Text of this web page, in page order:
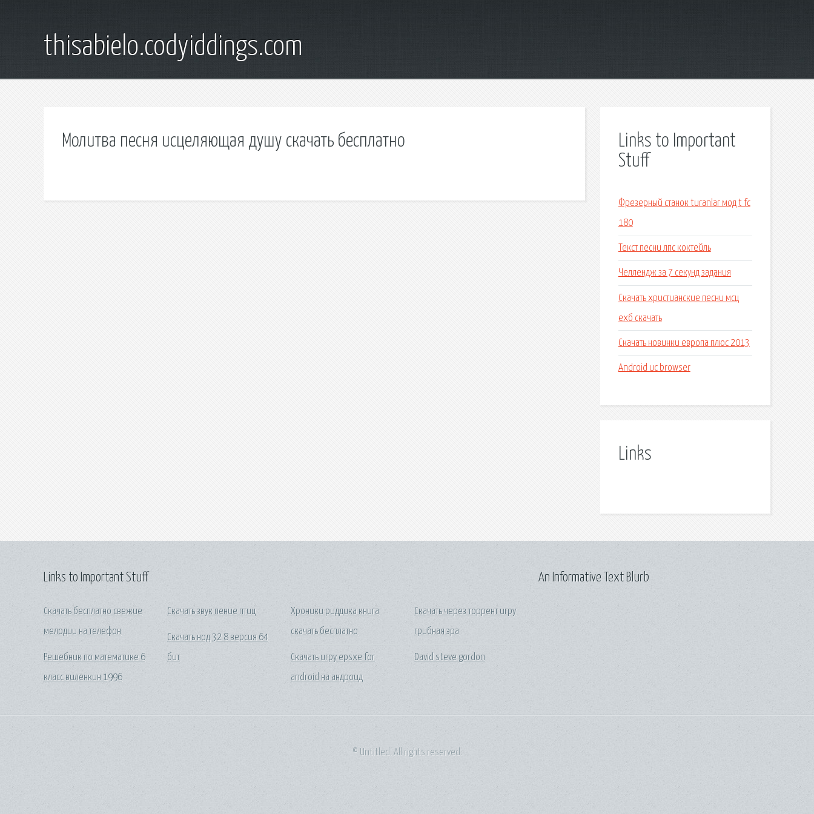
thisabielo.codyiddings.com
Молитва песня исцеляющая душу скачать бесплатно
Links to Important
Stuff
Фрезерный станок turanlar мод t fc
180
Текст песни лпс коктейль
Челлендж за 7 секунд задания
Скачать христианские песни мсц
ехб скачать
Скачать новинки европа плюс 2013
Android uc browser
Links
Links to Important Stuff
Скачать бесплатно свежие
мелодии на телефон
Решебник по математике 6
класс виленкин 1996
Скачать звук пение птиц
Скачать нод 32 8 версия 64
бит
Хроники риддика книга
скачать бесплатно
Скачать игру epsxe for
android на андроид
Скачать через торрент игру
грибная эра
David steve gordon
An Informative Text Blurb
© Untitled. All rights reserved.